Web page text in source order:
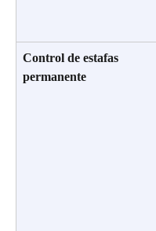
Control de estafas
permanente